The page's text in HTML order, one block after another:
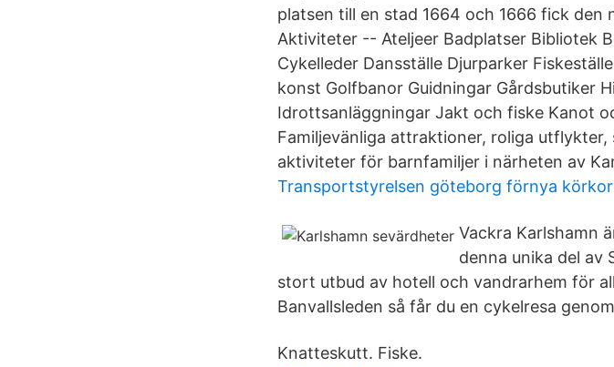
platsen till en stad 1664 och 1666 fick den
Aktiviteter -- Ateljeer Badplatser Bibliotek
Cykelleder Dansställe Djurparker
konst Golfbanor Guidningar Gårdsbutiker
Idrottsanläggningar Jakt och fiske Kanot
Familjevänliga attraktioner, roliga
aktiviteter för barnfamiljer i närheten av
Transportstyrelsen göteborg förnya
Vackra Karlshamn
denna unika del av
stort utbud av hotell och vandrarhem för
Banvallsleden så får du en cykelresa
Knatteskutt. Fiske.